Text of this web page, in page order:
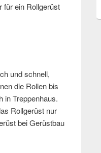
für ein Rollgerüst
und schnell,
die Rollen bis
in Treppenhaus.
Rollgerüst nur
bei Gerüstbau